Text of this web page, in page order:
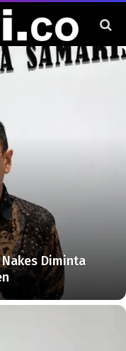
Diminta